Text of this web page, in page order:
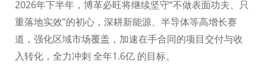
2026年下半年，博革必旺将继续坚守“不做表面功夫、只
重落地实效”的初心，深耕新能源、半导体等高增长赛
道，强化区域市场覆盖，加速在手合同的项目交付与收
入转化，全力冲刺 全年1.6亿 的目标。